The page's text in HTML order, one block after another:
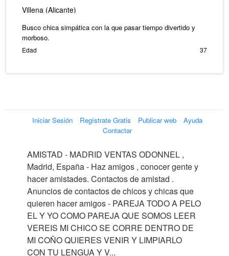
Villena (Alicante)
Busco chica simpática con la que pasar tiempo divertido y
morboso.
Edad 37
Iniciar Sesión Regístrate Gratis Publicar web
Ayuda
Contactar
AMISTAD - MADRID VENTAS ODONNEL ,
Madrid, España - Haz amigos , conocer gente y
hacer amistades. Contactos de amistad .
Anuncios de contactos de chicos y chicas que
quieren hacer amigos - PAREJA TODO A PELO
EL Y YO COMO PAREJA QUE SOMOS LEER
VEREIS MI CHICO SE CORRE DENTRO DE
MI COÑO QUIERES VENIR Y LIMPIARLO
CON TU LENGUA Y V...